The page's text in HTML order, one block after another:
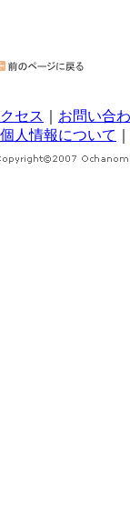
セス お問い合
個人情報について